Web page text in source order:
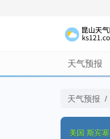
天气预报
天气预报 /
美国 斯宾塞